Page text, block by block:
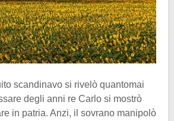
scandinavo si rivelò quantomai
degli anni re Carlo si mostrò
in patria. Anzi, il sovrano manipolò